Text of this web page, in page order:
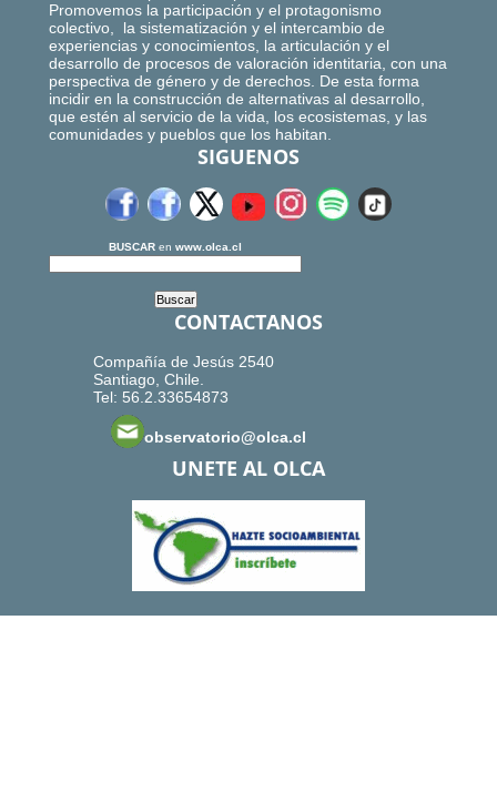
Promovemos la participación y el protagonismo
colectivo, la sistematización y el intercambio de
experiencias y conocimientos, la articulación y el
desarrollo de procesos de valoración identitaria, con una
perspectiva de género y de derechos. De esta forma
incidir en la construcción de alternativas al desarrollo,
que estén al servicio de la vida, los ecosistemas, y las
comunidades y pueblos que los habitan.
SIGUENOS
BUSCAR en www.olca.cl
CONTACTANOS
Compañía de Jesús 2540
Santiago, Chile.
Tel: 56.2.33654873
observatorio@olca.cl
UNETE AL OLCA